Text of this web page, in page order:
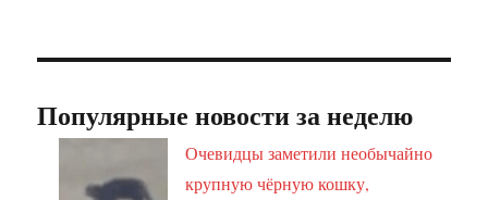
Популярные новости за неделю
Очевидцы заметили необычайно
крупную чёрную кошку,